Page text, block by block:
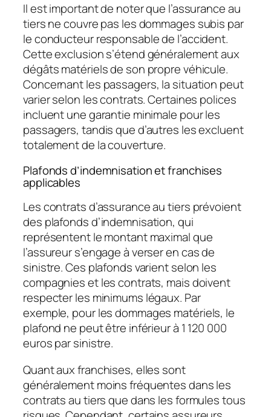
Il est important de noter que l’assurance au
tiers ne couvre pas les dommages subis par
le conducteur responsable de l’accident.
Cette exclusion s’étend généralement aux
dégâts matériels de son propre véhicule.
Concernant les passagers, la situation peut
varier selon les contrats. Certaines polices
incluent une garantie minimale pour les
passagers, tandis que d’autres les excluent
totalement de la couverture.
Plafonds d’indemnisation et franchises
applicables
Les contrats d’assurance au tiers prévoient
des plafonds d’indemnisation, qui
représentent le montant maximal que
l’assureur s’engage à verser en cas de
sinistre. Ces plafonds varient selon les
compagnies et les contrats, mais doivent
respecter les minimums légaux. Par
exemple, pour les dommages matériels, le
plafond ne peut être inférieur à 1 120 000
euros par sinistre.
Quant aux franchises, elles sont
généralement moins fréquentes dans les
contrats au tiers que dans les formules tous